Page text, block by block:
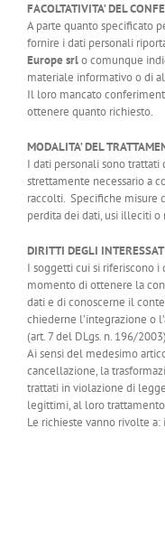
FACOLTATIVITA’ DEL
A parte quanto specificato
fornire i dati personali
Europe srlo comunque
materiale informativo o di
Il loro mancato
ottenere quanto richiesto.
MODALITA’ DEL
I dati personali sono
strettamente necessario a
raccolti. Specifiche misure
perdita dei dati, usi illeciti o
DIRITTI DEGLI
I soggetti cui si riferiscono
momento di ottenere la
dati e di conoscerne il
chiederne l’integrazione o
(art. 7 del DLgs. n. 196/
Ai sensi del medesimo
cancellazione, la
trattati in violazione di
legittimi, al loro
Le richieste vanno rivolte